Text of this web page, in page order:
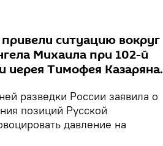
ситуацию вокруг
Михаила при 102-й
иерея Тимофея Казаряна.
разведки России заявила о
позиций Русской
давление на